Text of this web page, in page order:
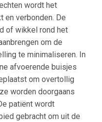
wordt het
en verbonden. De
of wikkel rond het
om de
te minimaliseren. In
afvoerende buisjes
om overtollig
worden doorgaans
patiënt wordt
gebracht om uit de